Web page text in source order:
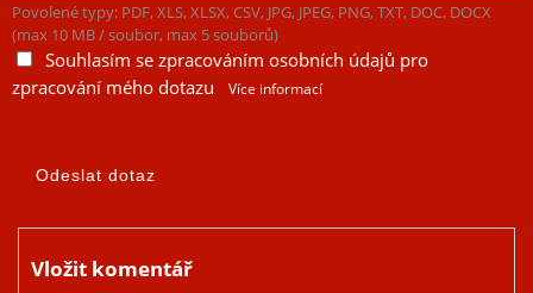
Povolené typy: PDF, XLS, XLSX, CSV, JPG, JPEG, PNG, TXT, DOC, DOCX
(max 10 MB / soubor, max 5 souborů)
Souhlasím se zpracováním osobních údajů pro
zpracování mého dotazu
Více informací
Vložit komentář